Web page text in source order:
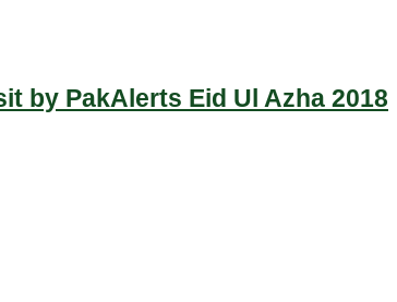
by PakAlerts Eid Ul Azha 2018